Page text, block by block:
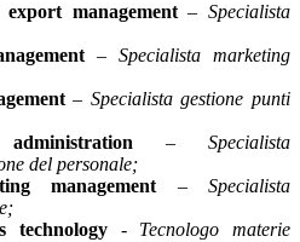
management–Specialista
– Specialista marketing
– Specialista gestione punti
– Specialista
del personale;
management – Specialista
technology - Tecnologo materie